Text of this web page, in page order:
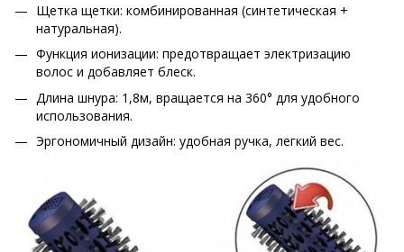
Щетка щетки: комбинированная (синтетическая +
натуральная).
Функция ионизации: предотвращает электризацию
волос и добавляет блеск.
Длина шнура: 1,8м, вращается на 360° для удобного
использования.
Эргономичный дизайн: удобная ручка, легкий вес.